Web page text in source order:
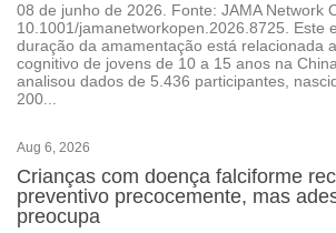
08 de junho de 2026. Fonte: JAMA Network
10.1001/jamanetworkopen.2026.8725. Este
duração da amamentação está relacionada
cognitivo de jovens de 10 a 15 anos na
analisou dados de 5.436 participantes,
200...
Aug 6, 2026
Crianças com doença falciforme
preventivo precocemente, mas
preocupa